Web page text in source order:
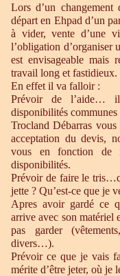
Lors d’un
départ en Ehpad d’un
à vider, vente d’une
l’obligation d’organiser
est envisageable mais
travail long et fastidieux.
En effet il va falloir :
Prévoir de l’aide…
disponibilités
Trocland Débarras
acceptation du devis,
vous en fonction de
disponibilités.
Prévoir de faire le
jette ? Qu’est-ce que je
Apres avoir gardé ce
arrive avec son matériel
pas garder
divers…).
Prévoir ce que je vais
mérite d’être jeter, où je